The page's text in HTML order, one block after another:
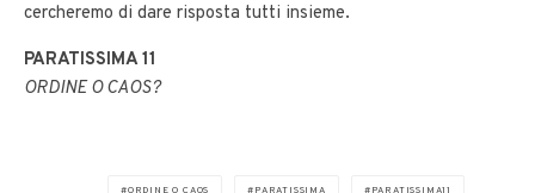
cercheremo di dare risposta tutti insieme.
PARATISSIMA 11
ORDINE O CAOS?
ORDINE O CAOS PARATISSIMA PARATISSIMA11